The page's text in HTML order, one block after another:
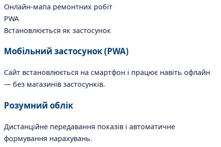
Онлайн-мапа ремонтних робіт
PWA
Встановлюється як застосунок
Мобільний застосунок (PWA)
Сайт встановлюється на смартфон і працює навіть офлайн
— без магазинів застосунків.
Розумний облік
Дистанційне передавання показів і автоматичне
формування нарахувань.